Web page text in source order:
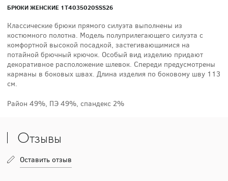
БРЮКИ ЖЕНСКИЕ 1T4035020SSS26
Классические брюки прямого силуэта выполнены из
костюмного полотна. Модель полуприлегающего силуэта с
комфортной высокой посадкой, застегивающимися на
потайной брючный крючок. Особый вид изделию придают
декоративное расположение шлевок. Спереди предусмотрены
карманы в боковых швах. Длина изделия по боковому шву 113
см.
Район 49%, ПЭ 49%, спандекс 2%
Отзывы
Оставить отзыв